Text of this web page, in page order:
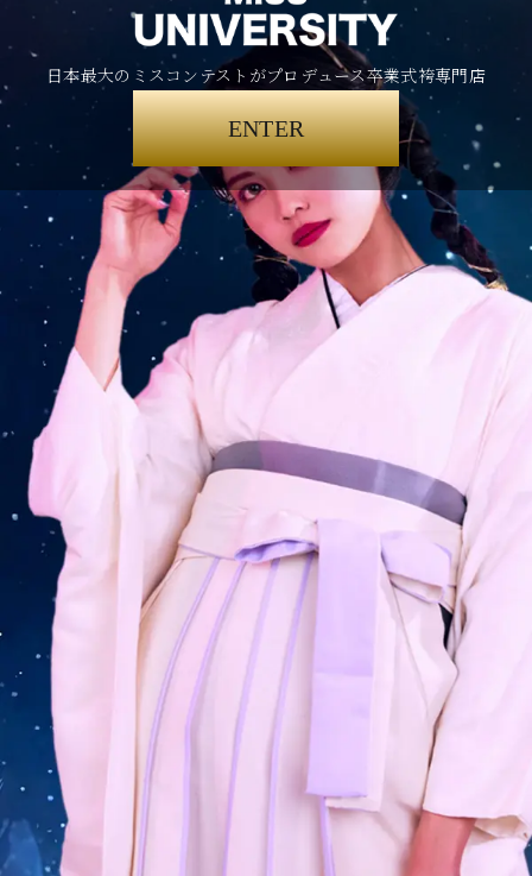
日本最大のミスコンテストがプロデュース卒業式袴専門店
ENTER